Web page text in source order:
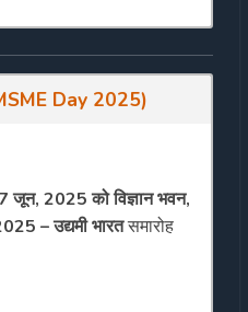
Day 2025)
जून, 2025 को विज्ञान भवन,
– उद्यमी भारतसमारोह